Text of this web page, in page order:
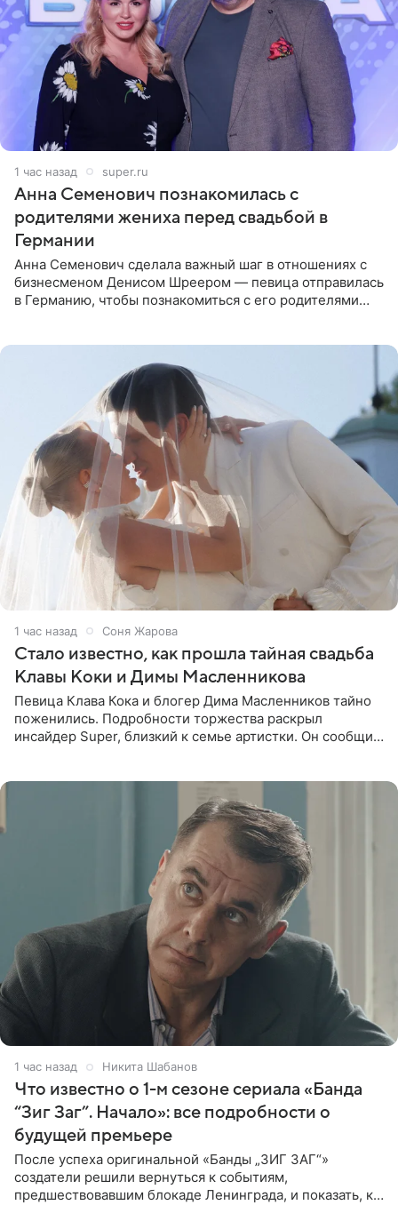
1 час назад super.ru
Анна Семенович познакомилась с
родителями жениха перед свадьбой в
Германии
Анна Семенович сделала важный шаг в отношениях с
бизнесменом Денисом Шреером — певица отправилась
в Германию, чтобы познакомиться с его родителями
1 час назад Соня Жарова
Стало известно, как прошла тайная свадьба
Клавы Коки и Димы Масленникова
Певица Клава Кока и блогер Дима Масленников тайно
поженились. Подробности торжества раскрыл
инсайдер Super, близкий к семье артистки. Он сообщил,
1 час назад Никита Шабанов
Что известно о 1-м сезоне сериала «Банда
“Зиг Заг”. Начало»: все подробности о
будущей премьере
После успеха оригинальной «Банды „ЗИГ ЗАГ“»
создатели решили вернуться к событиям,
предшествовавшим блокаде Ленинграда, и показать, как